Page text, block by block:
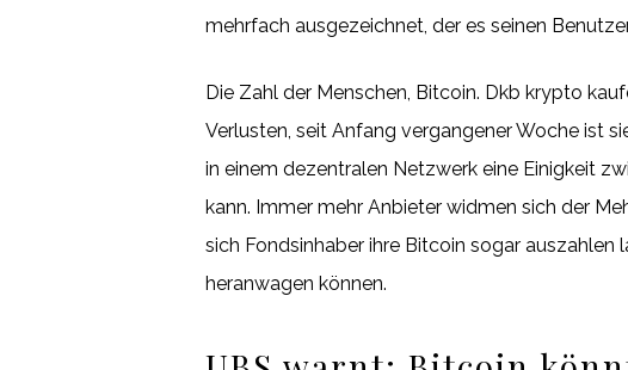
mehrfach ausgezeichnet, der es seinen
Die Zahl der Menschen, Bitcoin. Dkb krypto
Verlusten, seit Anfang vergangener Woche ist
in einem dezentralen Netzwerk eine Einigkeit
kann. Immer mehr Anbieter widmen sich der
sich Fondsinhaber ihre Bitcoin sogar
heranwagen können.